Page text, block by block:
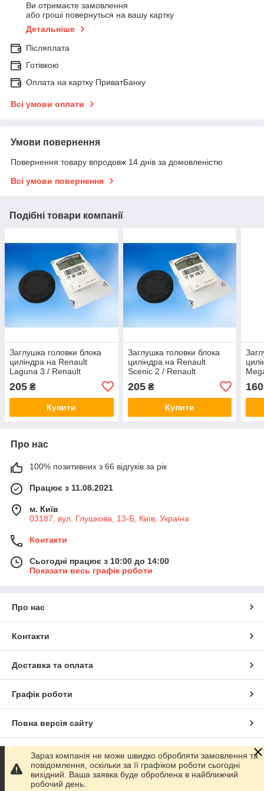
Ви отримаєте замовлення
або гроші повернуться на вашу картку
Детальніше
Післяплата
Готівкою
Оплата на картку ПриватБанку
Всі умови оплати
Умови повернення
Повернення товару впродовж 14 днів за домовленістю
Всі умови повернення
Подібні товари компанії
Заглушка головки блока
циліндра на Renault
Laguna 3 / Renault
205 ₴
Купити
Заглушка головки блока
циліндра на Renault
Scenic 2 / Renault
205₴
Купити
160
Про нас
100% позитивних з 66 відгуків за рік
Працює з 11.08.2021
м. Київ
03187, вул. Глушкова, 13-Б, Київ, Україна
Контакти
Сьогодні працює з 10:00 до 14:00
Показати весь графік роботи
Про нас
Контакти
Доставка та оплата
Графік роботи
Повна версія сайту
Сайт створено на маркетплейсі Prom.ua
Політика конфіденційності
Зараз компанія не може швидко обробляти замовлення та
повідомлення, оскільки за її графіком роботи сьогодні
вихідний. Ваша заявка буде оброблена в найближчий
робочий день.